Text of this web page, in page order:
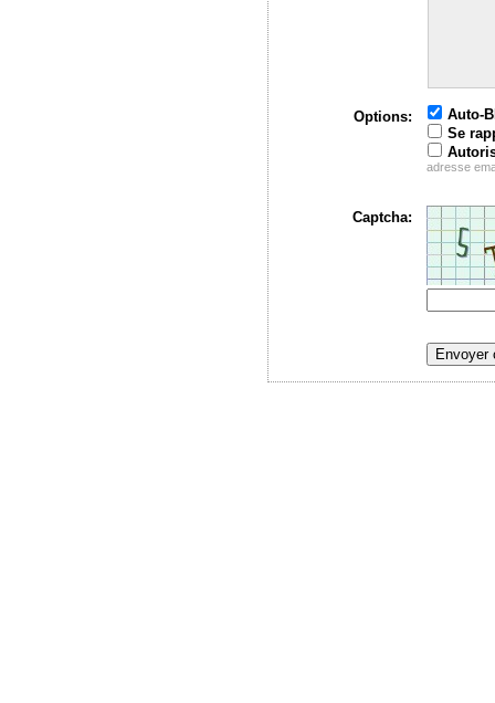
Options:
Auto-
Se
adresse
Captcha: